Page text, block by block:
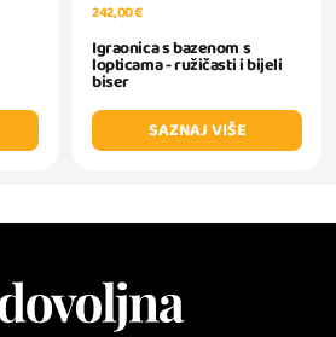
242,00 €
Igraonica s bazenom s
lopticama - ružičasti i bijeli
biser
SAZNAJ VIŠE